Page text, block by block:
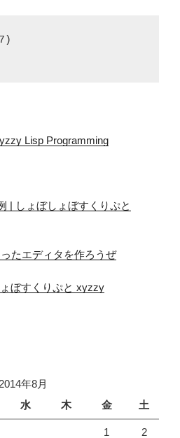
Lisp Programming
| しょぼしょぼすくりぷと
たエディタを作ろうぜ
ぼすくりぷと xyzzy
2014年8月
水 木 金 土
1 2